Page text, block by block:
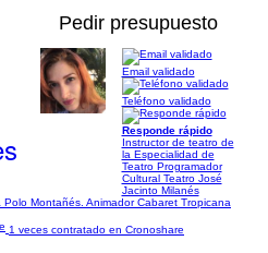
Pedir presupuesto
Email validado
Teléfono validado
Responde rápido
Instructor de teatro de
la Especialidad de
Teatro Programador
Cultural Teatro José
Jacinto Milanés
Montañés. Animador Cabaret Tropicana
1 veces contratado en Cronoshare